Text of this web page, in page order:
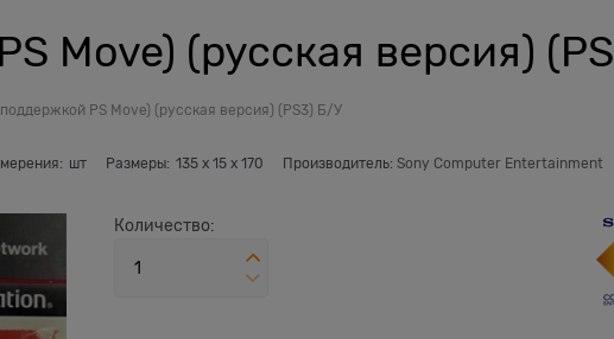
Move) (русская версия)
PS Move) (русская версия) (PS3) Б/У
шт Размеры: 135x 15x 170 Производитель: Sony Computer Entertainment
Количество: